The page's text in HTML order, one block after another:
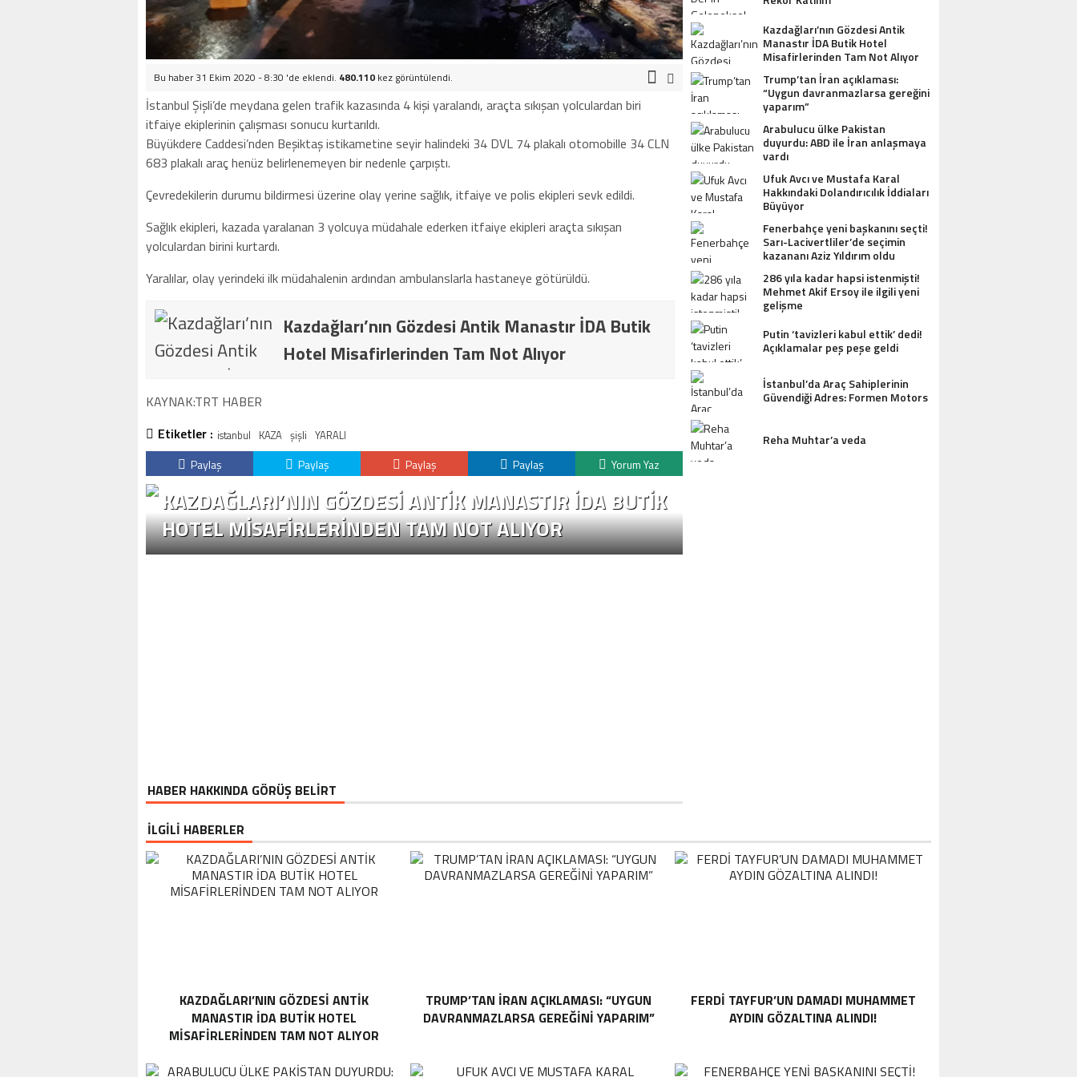
Bu haber 31 Ekim 2020 - 8:30 'de eklendi. 480.110 kez görüntülendi.
İstanbul Şişli’de meydana gelen trafik kazasında 4 kişi yaralandı, araçta sıkışan yolculardan biri
itfaiye ekiplerinin çalışması sonucu kurtarıldı.
Büyükdere Caddesi’nden Beşiktaş istikametine seyir halindeki 34 DVL 74 plakalı otomobille 34 CLN
683 plakalı araç henüz belirlenemeyen bir nedenle çarpıştı.
Çevredekilerin durumu bildirmesi üzerine olay yerine sağlık, itfaiye ve polis ekipleri sevk edildi.
Sağlık ekipleri, kazada yaralanan 3 yolcuya müdahale ederken itfaiye ekipleri araçta sıkışan
yolculardan birini kurtardı.
Yaralılar, olay yerindeki ilk müdahalenin ardından ambulanslarla hastaneye götürüldü.
Kazdağları’nın Gözdesi Antik Manastır İDA Butik
Hotel Misafirlerinden Tam Not Alıyor
KAYNAK:TRT HABER
Etiketler : istanbul KAZA şişli YARALI
Paylaş Paylaş Paylaş Paylaş Yorum Yaz
KAZDAĞLARI’NIN GÖZDESI ANTIK MANASTIR İDA BUTIK
HOTEL MISAFIRLERINDEN TAM NOT ALIYOR
HABER HAKKINDA GÖRÜŞ BELİRT
Kazdağları’nın Gözdesi Antik
Manastır İDA Butik Hotel
Misafirlerinden Tam Not Alıyor
Trump’tan İran açıklaması:
“Uygun davranmazlarsa gereğini
yaparım”
Arabulucu ülke Pakistan
duyurdu: ABD ile İran anlaşmaya
vardı
Ufuk Avcı ve Mustafa Karal
Hakkındaki Dolandırıcılık İddiaları
Büyüyor
Fenerbahçe yeni başkanını seçti!
Sarı-Lacivertliler’de seçimin
kazananı Aziz Yıldırım oldu
286 yıla kadar hapsi istenmişti!
Mehmet Akif Ersoy ile ilgili yeni
gelişme
Putin ‘tavizleri kabul ettik’ dedi!
Açıklamalar peş peşe geldi
İstanbul’da Araç Sahiplerinin
Güvendiği Adres: Formen Motors
Reha Muhtar’a veda
İLGİLİ HABERLER
KAZDAĞLARI’NIN GÖZDESI ANTIK
MANASTIR İDA BUTIK HOTEL
MISAFIRLERINDEN TAM NOT ALIYOR
TRUMP’TAN İRAN AÇIKLAMASI: “UYGUN
DAVRANMAZLARSA GEREĞINI YAPARIM”
FERDI TAYFUR’UN DAMADI MUHAMMET
AYDIN GÖZALTINA ALINDI!